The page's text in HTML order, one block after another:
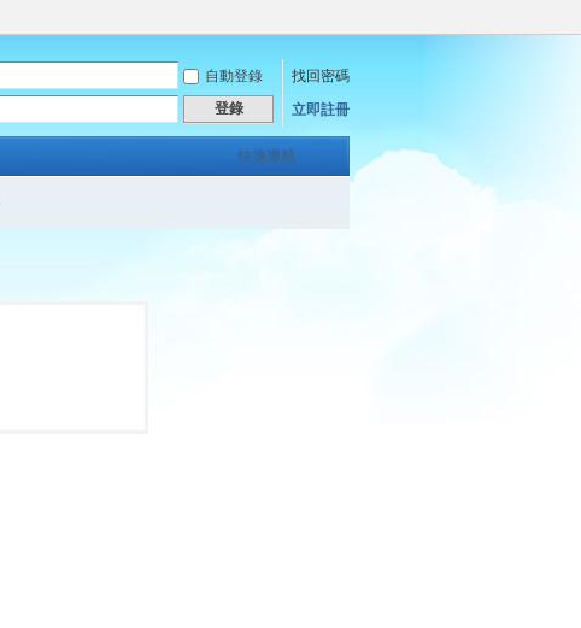
自動登錄
找回密碼
登錄 立即註冊
快捷導航